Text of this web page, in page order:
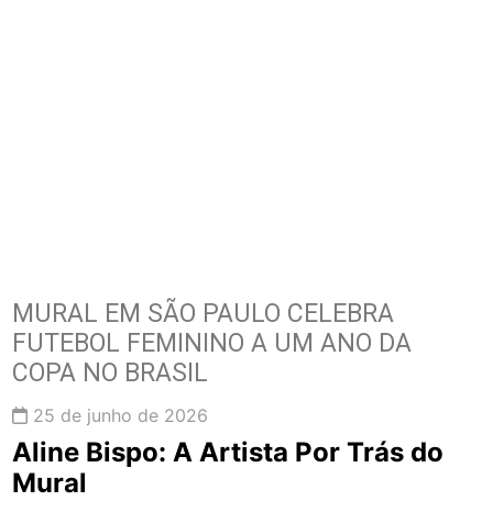
MURAL EM SÃO PAULO CELEBRA
FUTEBOL FEMININO A UM ANO DA
COPA NO BRASIL
25 de junho de 2026
Aline Bispo: A Artista Por Trás do
Mural